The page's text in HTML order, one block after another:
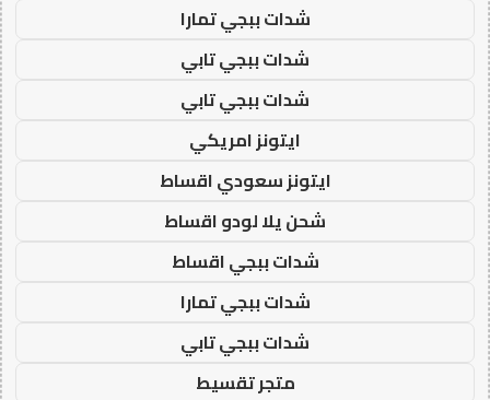
شدات ببجي تمارا
شدات ببجي تابي
شدات ببجي تابي
ايتونز امريكي
ايتونز سعودي اقساط
شحن يلا لودو اقساط
شدات ببجي اقساط
شدات ببجي تمارا
شدات ببجي تابي
متجر تقسيط